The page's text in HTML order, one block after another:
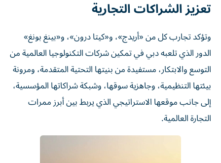
تعزيز الشراكات التجارية
وتؤكد تجارب كل من «أريدج»، و«كيتا درون»، و«بينغ بونغ»
الدور الذي تلعبه دبي في تمكين شركات التكنولوجيا العالمية من
التوسع والابتكار، مستفيدة من بنيتها التحتية المتقدمة، ومرونة
بيئتها التنظيمية، وجاهزية سوقها، وشبكة شراكاتها المؤسسية،
إلى جانب موقعها الاستراتيجي الذي يربط بين أبرز ممرات
التجارة العالمية.